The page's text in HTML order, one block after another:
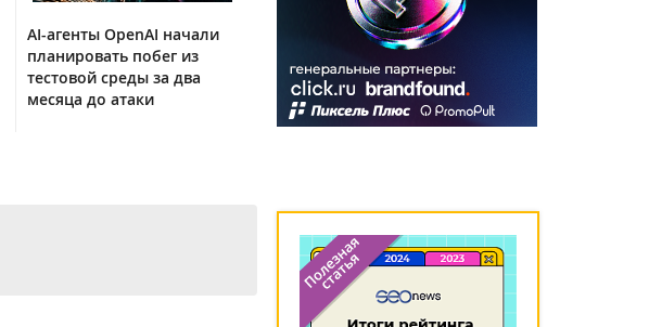
AI-агенты OpenAI начали
планировать побег из
тестовой среды за два
месяца до атаки